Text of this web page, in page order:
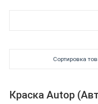
Сортировка
Краска Autop